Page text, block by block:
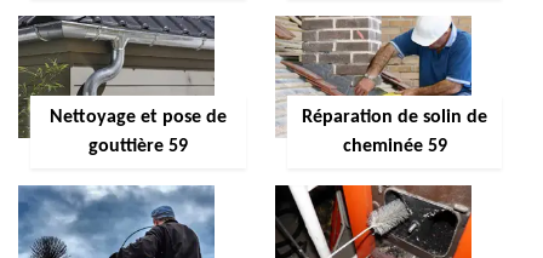
Nettoyage et pose de
gouttière 59
Réparation de solin de
cheminée 59